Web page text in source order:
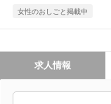
女性のおしごと掲載中
求人情報